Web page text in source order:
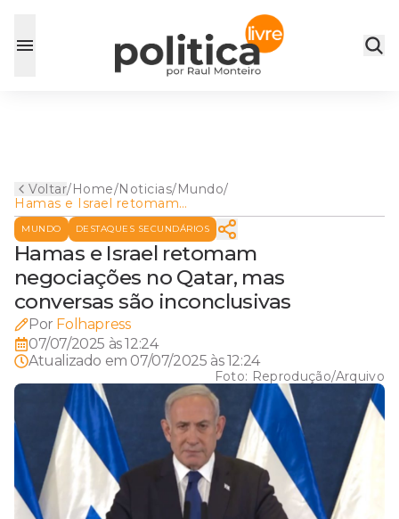
Voltar/Home/Noticias/Mundo/
Hamas e Israel retomam
negociações no Qatar, mas
conversas são inconclusivas
MUNDO DESTAQUES SECUNDÁRIOS
Hamas e Israel retomam
negociações no Qatar, mas
conversas são inconclusivas
Por Folhapress
07/07/2025 às 12:24
Atualizado em 07/07/2025 às 12:24
Foto: Reprodução/Arquivo